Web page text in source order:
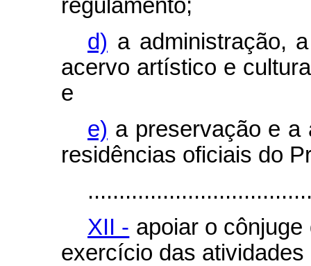
regulamento;
d) a administração,
acervo artístico e
e
e) a preservação e a
residências oficiais do
XII - apoiar o
exercício das